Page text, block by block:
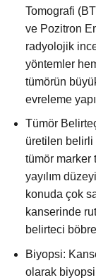
Tomografi
ve Pozitron
radyolojik
yöntemler
tümörün
evreleme
Tümör
üretilen belirli
tümör marker
yayılım
konuda çok
kanserinde
belirteci
Biyopsi:
olarak